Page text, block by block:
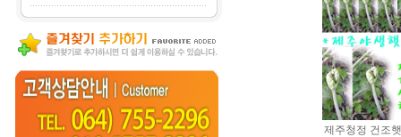
제주청정 건조